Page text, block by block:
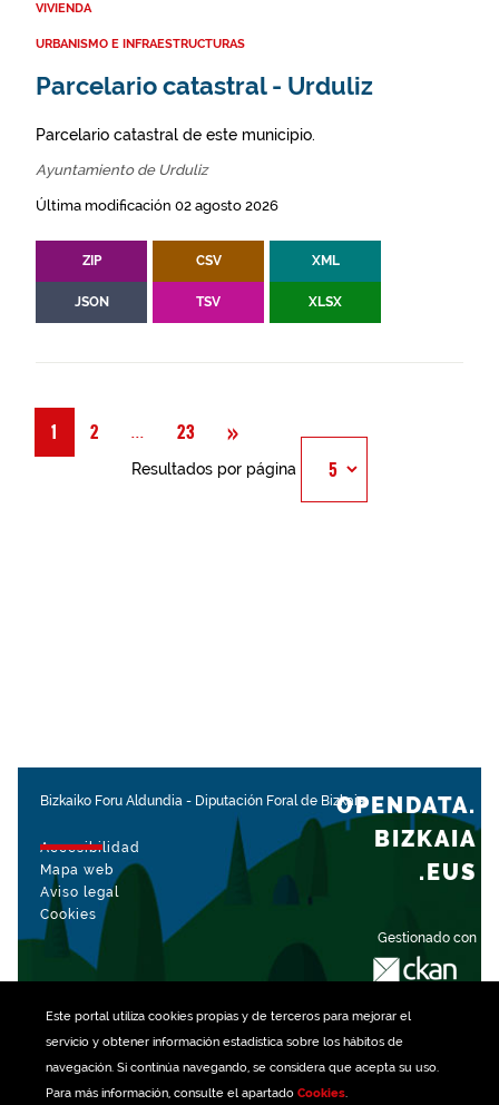
Este portal utiliza cookiespropias y de terceros para mejorar el
servicio y obtener información estadística sobre los hábitos de
navegación. Si continúa navegando, se considera que acepta su uso.
Para más información, consulte el apartado Cookies.
VIVIENDA
URBANISMO E INFRAESTRUCTURAS
Parcelario catastral - Urduliz
Parcelario catastral de este municipio.
Ayuntamiento de Urduliz
Última modificación 02 agosto 2026
ZIP CSV XML
JSON TSV XLSX
1 2 Página
... 23 » Siguiente
Resultados por página
Bizkaiko Foru Aldundia - Diputación Foral de Bizkaia
Accesibilidad
Mapa web
Aviso legal
Cookies
Gestionado con
OPENDATA.
BIZKAIA
.EUS